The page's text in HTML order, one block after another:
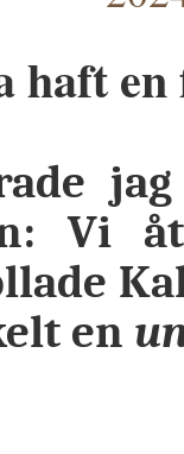
haft
Vi
en